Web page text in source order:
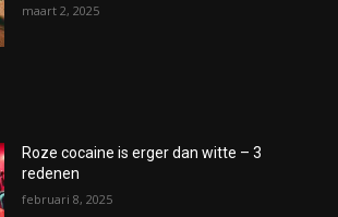
maart 2, 2025
Roze cocaine is erger dan witte – 3
redenen
februari 8, 2025